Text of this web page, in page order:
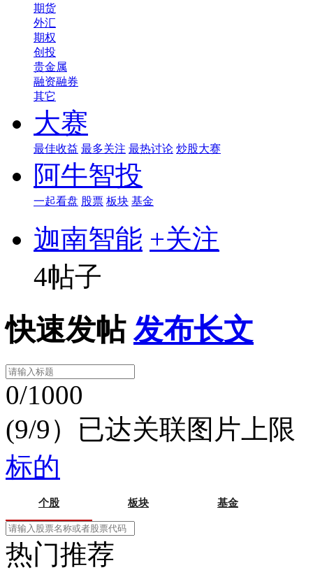
期货
外汇
期权
创投
贵金属
融资融券
其它
大赛
最佳收益 最多关注 最热讨论 炒股大赛
阿牛智投
一起看盘 股票 板块 基金
迦南智能 +关注
4帖子
快速发帖 发布长文
0/1000
(9/9）已达关联图片上限
标的
个股 板块 基金
热门推荐